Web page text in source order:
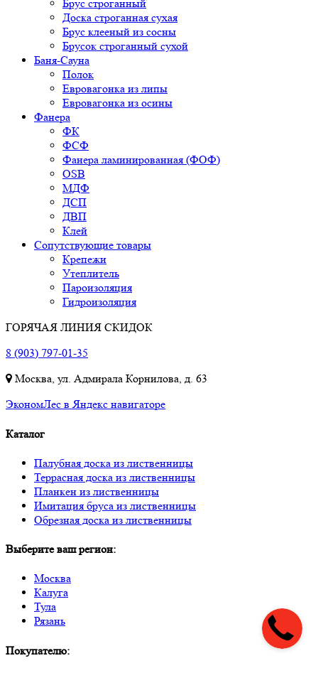
Брус строганный
Доска строганная сухая
Брус клееный из сосны
Брусок строганный сухой
Баня-Сауна
Полок
Евровагонка из липы
Евровагонка из осины
Фанера
ФК
ФСФ
Фанера ламинированная (ФОФ)
OSB
МДФ
ДСП
ДВП
Клей
Сопутствующие товары
Крепежи
Утеплитель
Пароизоляция
Гидроизоляция
ГОРЯЧАЯ ЛИНИЯ СКИДОК
8 (903) 797-01-35
Москва, ул. Адмирала Корнилова, д. 63
ЭкономЛес в Яндекс навигаторе
Каталог
Палубная доска из лиственницы
Террасная доска из лиственницы
Планкен из лиственницы
Имитация бруса из лиственницы
Обрезная доска из лиственницы
Выберите ваш регион:
Москва
Калуга
Тула
Рязань
Покупателю: